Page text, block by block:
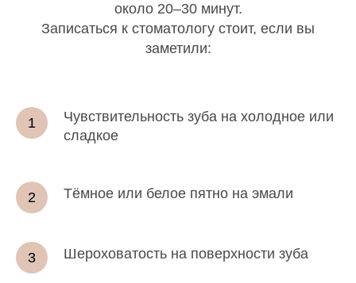
около 20–30 минут.
Записаться к стоматологу стоит, если вы
заметили:
Чувствительность зуба на холодное или
сладкое
Тёмное или белое пятно на эмали
Шероховатость на поверхности зуба